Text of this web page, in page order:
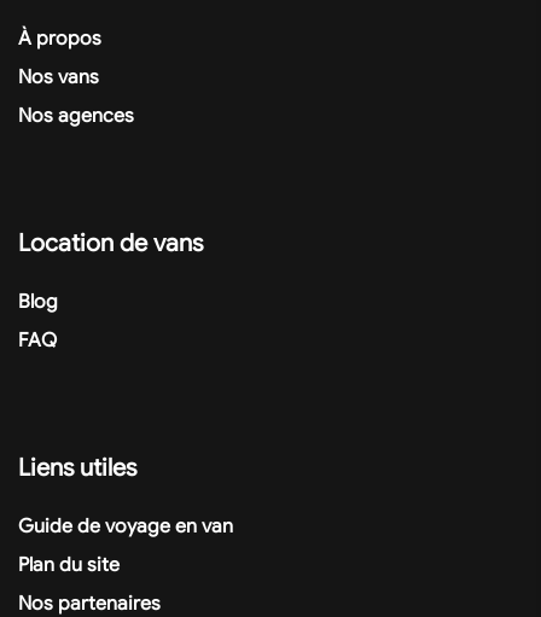
À propos
Nos vans
Nos agences
Location de vans
Blog
FAQ
Liens utiles
Guide de voyage en van
Plan du site
Nos partenaires